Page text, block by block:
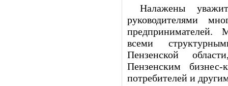
Налажены
руководителями
предпринимателей.
всеми
Пензенской
Пензенским
потребителей и